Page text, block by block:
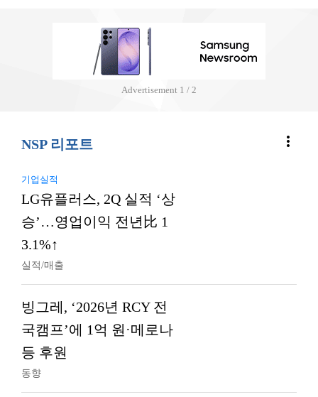
Advertisement 1 / 2
NSP 리포트 more_vert
기업실적
LG유플러스, 2Q 실적 ‘상
승’…영업이익 전년比 1
3.1%↑
실적/매출
빙그레, ‘2026년 RCY 전
국캠프’에 1억 원·메로나
등 후원
동향